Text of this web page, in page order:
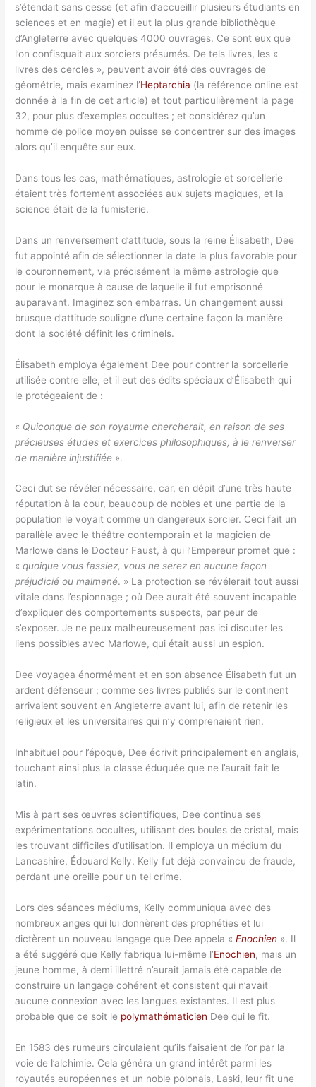
s’étendait sans cesse (et afin d’accueillir plusieurs étudiants en
sciences et en magie) et il eut la plus grande bibliothèque
d’Angleterre avec quelques 4000 ouvrages. Ce sont eux que
l’on confisquait aux sorciers présumés. De tels livres, les «
livres des cercles », peuvent avoir été des ouvrages de
géométrie, mais examinez l’Heptarchia (la référence online est
donnée à la fin de cet article) et tout particulièrement la page
32, pour plus d’exemples occultes ; et considérez qu’un
homme de police moyen puisse se concentrer sur des images
alors qu’il enquête sur eux.
Dans tous les cas, mathématiques, astrologie et sorcellerie
étaient très fortement associées aux sujets magiques, et la
science était de la fumisterie.
Dans un renversement d’attitude, sous la reine Élisabeth, Dee
fut appointé afin de sélectionner la date la plus favorable pour
le couronnement, via précisément la même astrologie que
pour le monarque à cause de laquelle il fut emprisonné
auparavant. Imaginez son embarras. Un changement aussi
brusque d’attitude souligne d’une certaine façon la manière
dont la société définit les criminels.
Élisabeth employa également Dee pour contrer la sorcellerie
utilisée contre elle, et il eut des édits spéciaux d’Élisabeth qui
le protégeaient de :
« Quiconque de son royaume chercherait, en raison de ses
précieuses études et exercices philosophiques, à le renverser
de manière injustifiée ».
Ceci dut se révéler nécessaire, car, en dépit d’une très haute
réputation à la cour, beaucoup de nobles et une partie de la
population le voyait comme un dangereux sorcier. Ceci fait un
parallèle avec le théâtre contemporain et la magicien de
Marlowe dans le Docteur Faust, à qui l’Empereur promet que :
«quoique vous fassiez, vous ne serez en aucune façon
préjudicié ou malmené. » La protection se révélerait tout aussi
vitale dans l’espionnage ; où Dee aurait été souvent incapable
d’expliquer des comportements suspects, par peur de
s’exposer. Je ne peux malheureusement pas ici discuter les
liens possibles avec Marlowe, qui était aussi un espion.
Dee voyagea énormément et en son absence Élisabeth fut un
ardent défenseur ; comme ses livres publiés sur le continent
arrivaient souvent en Angleterre avant lui, afin de retenir les
religieux et les universitaires qui n’y comprenaient rien.
Inhabituel pour l’époque, Dee écrivit principalement en anglais,
touchant ainsi plus la classe éduquée que ne l’aurait fait le
latin.
Mis à part ses œuvres scientifiques, Dee continua ses
expérimentations occultes, utilisant des boules de cristal, mais
les trouvant difficiles d’utilisation. Il employa un médium du
Lancashire, Édouard Kelly. Kelly fut déjà convaincu de fraude,
perdant une oreille pour un tel crime.
Lors des séances médiums, Kelly communiqua avec des
nombreux anges qui lui donnèrent des prophéties et lui
dictèrent un nouveau langage que Dee appela «Enochien ». Il
a été suggéré que Kelly fabriqua lui-même l’Enochien, mais un
jeune homme, à demi illettré n’aurait jamais été capable de
construire un langage cohérent et consistent qui n’avait
aucune connexion avec les langues existantes. Il est plus
probable que ce soit le polymathématicien Dee qui le fit.
En 1583 des rumeurs circulaient qu’ils faisaient de l’or par la
voie de l’alchimie. Cela généra un grand intérêt parmi les
royautés européennes et un noble polonais, Laski, leur fit une